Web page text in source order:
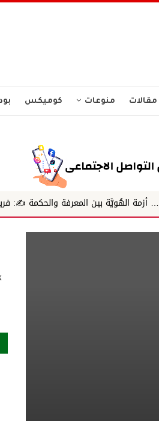
مقالات منوعات كوميكس
بين المعرفة والحكمة ✍️: فريق شرطة